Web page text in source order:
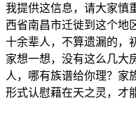
我提供这信息，请大家慎
西省南昌市迁徙到这个地
十余辈人，不算遗漏的，
家想一想，没有这么几大
人，哪有族谱给你理？家
形式认慰藉在天之灵，才